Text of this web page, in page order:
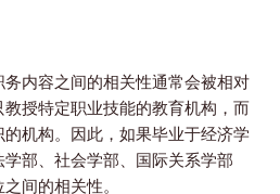
内容之间的相关性通常会被相对
授特定职业技能的教育机构，而
机构。因此，如果毕业于经济学
部、社会学部、国际关系学部
间的相关性。